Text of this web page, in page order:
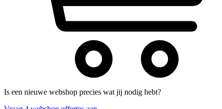
Is een nieuwe webshop precies wat jij nodig hebt?